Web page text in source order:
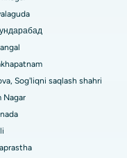
shifoxona
eng yaxshi kasalxona
eng yaxshi
shifoxona
Sog'liqni saqlash shahri
Nagar